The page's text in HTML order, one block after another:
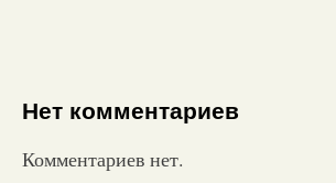
Нет комментариев
Комментариев нет.